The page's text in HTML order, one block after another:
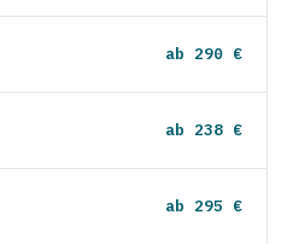
ab 290 €
ab 238 €
ab 295 €